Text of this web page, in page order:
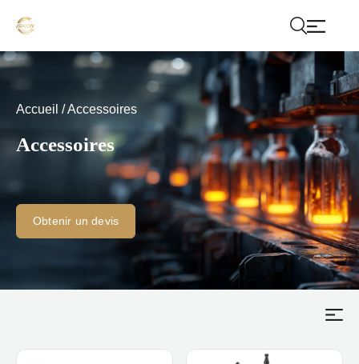
Accueil /Accessoires
Accessoires
Obtenir un devis